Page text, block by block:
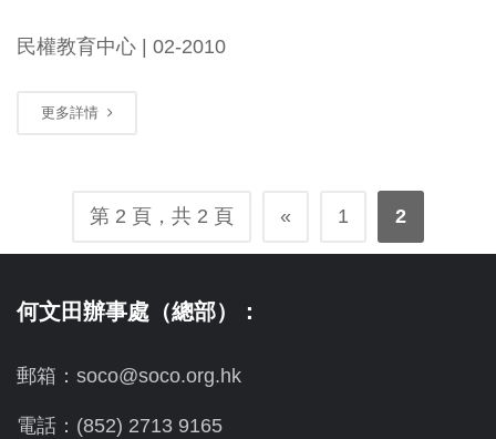
民權教育中心 | 02-2010
更多詳情
第 2 頁，共 2 頁 « 1 2
何文田辦事處（總部）：
郵箱：soco@soco.org.hk
電話：(852) 2713 9165